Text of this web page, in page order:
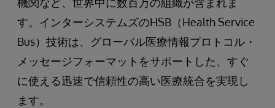
す。インターシステムズのHSB（Health Service
Bus）技術は、グローバル医療情報プロトコル・
メッセージフォーマットをサポートした、すぐ
に使える迅速で信頼性の高い医療統合を実現し
ます。